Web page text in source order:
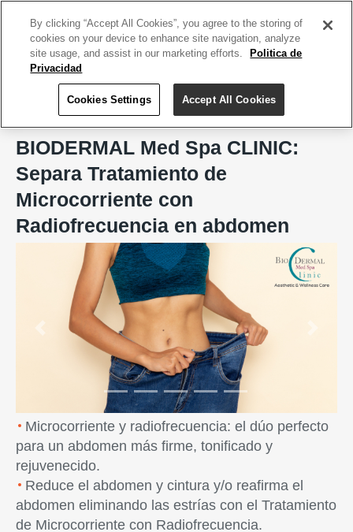
BIODERMAL Med Spa CLINIC, Aesthetic & Wellness Care
BIODERMAL Med Spa CLINIC:
Separa Tratamiento de
Microcorriente con
Radiofrecuencia en abdomen
Previous
Microcorriente y radiofrecuencia: el dúo perfecto
para un abdomen más firme, tonificado y
rejuvenecido.
Reduce el abdomen y cintura y/o reafirma el
abdomen eliminando las estrías con el Tratamiento
de Microcorriente con Radiofrecuencia.
By clicking “Accept All Cookies”, you agree to the storing of
cookies on your device to enhance site navigation, analyze
site usage, and assist in our marketing efforts.
Politica de
Privacidad
Cookies Settings Accept All Cookies